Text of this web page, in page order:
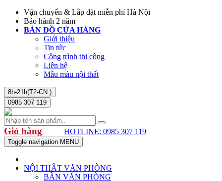
Vận chuyển & Lắp đặt miễn phí Hà Nội
Bảo hành 2 năm
BẢN ĐỒ CỬA HÀNG
Giới thiệu
Tin tức
Công trình thi công
Liên hệ
Mẫu màu nội thất
8h-21h(T2-CN )
0985 307 119
Giỏ hàng HOTLINE: 0985 307 119
Toggle navigation MENU
NỘI THẤT VĂN PHÒNG
BÀN VĂN PHÒNG